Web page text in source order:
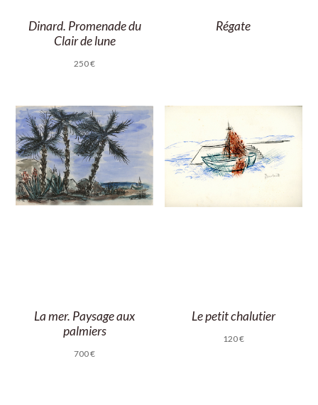
Dinard. Promenade du
Clair de lune
250€
Régate
La mer. Paysage aux
palmiers
700€
Le petit chalutier
120€